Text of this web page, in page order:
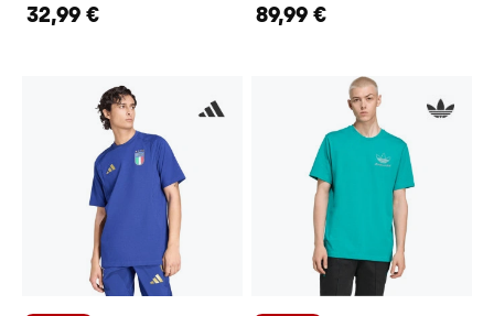
32,99 € 89,99 €